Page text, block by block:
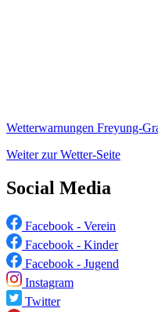
Wetterwarnungen Freyung-
Weiter zur Wetter-Seite
Social Media
Facebook - Verein
Facebook - Kinder
Facebook - Jugend
Instagram
Twitter